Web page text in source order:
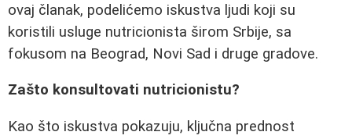
ovaj članak, podelićemo iskustva ljudi koji su
koristili usluge nutricionista širom Srbije, sa
fokusom na Beograd, Novi Sad i druge gradove.
Zašto konsultovati nutricionistu?
Kao što iskustva pokazuju, ključna prednost